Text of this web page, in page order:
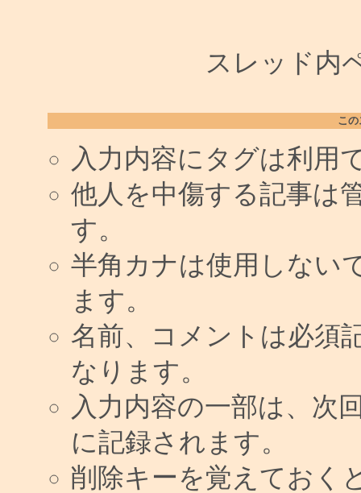
スレッド内
こ
入力内容にタグは利用
他人を中傷する記事は
す。
半角カナは使用しない
ます。
名前、コメントは必須
なります。
入力内容の一部は、次
に記録されます。
削除キーを覚えておく